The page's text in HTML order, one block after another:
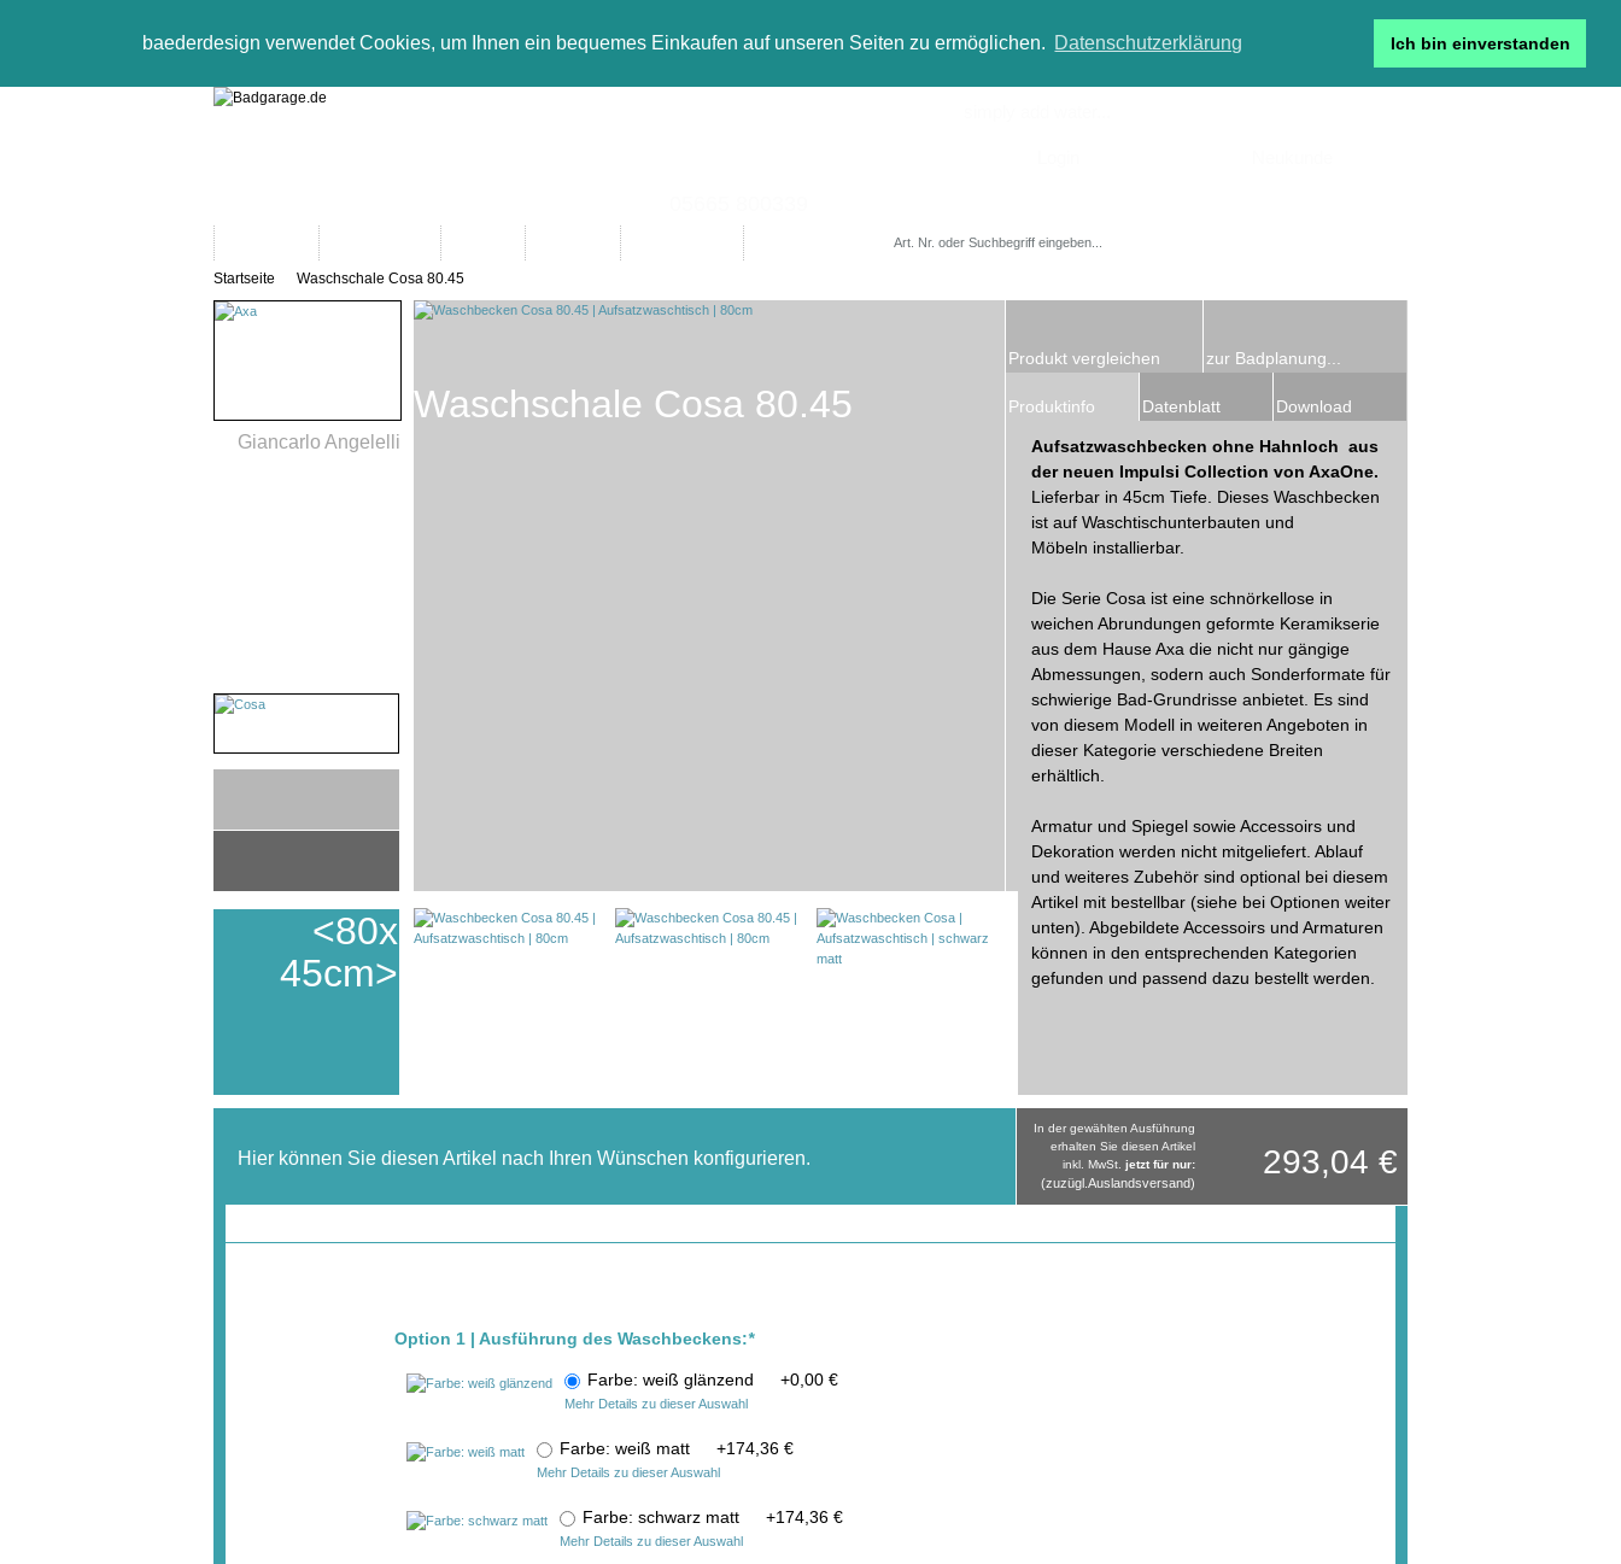
baederdesign verwendet Cookies, um Ihnen ein bequemes Einkaufen auf unseren Seiten zu ermöglichen. Datenschutzerklärung Ich bin einverstanden
Startseite Waschschale Cosa 80.45
Giancarlo Angelelli
<80x
45cm>
Waschschale Cosa 80.45
Produkt vergleichen zur Badplanung...
Produktinfo Datenblatt Download
Aufsatzwaschbecken ohne Hahnloch aus
der neuen Impulsi Collection von AxaOne.
Lieferbar in 45cm Tiefe. Dieses Waschbecken
ist auf Waschtischunterbauten und
Möbeln installierbar.
Die Serie Cosa ist eine schnörkellose in
weichen Abrundungen geformte Keramikserie
aus dem Hause Axa die nicht nur gängige
Abmessungen, sodern auch Sonderformate für
schwierige Bad-Grundrisse anbietet. Es sind
von diesem Modell in weiteren Angeboten in
dieser Kategorie verschiedene Breiten
erhältlich.
Armatur und Spiegel sowie Accessoirs und
Dekoration werden nicht mitgeliefert. Ablauf
und weiteres Zubehör sind optional bei diesem
Artikel mit bestellbar (siehe bei Optionen weiter
unten). Abgebildete Accessoirs und Armaturen
können in den entsprechenden Kategorien
gefunden und passend dazu bestellt werden.
Hier können Sie diesen Artikel nach Ihren Wünschen konfigurieren.
In der gewählten Ausführung
erhalten Sie diesen Artikel
inkl. MwSt. jetzt für nur:
(zuzügl.Auslandsversand)
293,04 €
Option 1 | Ausführung des Waschbeckens:*
Farbe: weiß glänzend +0,00 €
Mehr Details zu dieser Auswahl
Farbe: weiß matt +174,36 €
Mehr Details zu dieser Auswahl
Farbe: schwarz matt +174,36 €
Mehr Details zu dieser Auswahl